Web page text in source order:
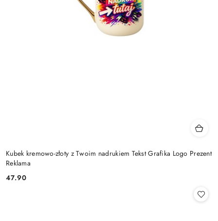
Kubek kremowo-złoty z Twoim nadrukiem Tekst Grafika Logo Prezent
Reklama
Cena:
47.90